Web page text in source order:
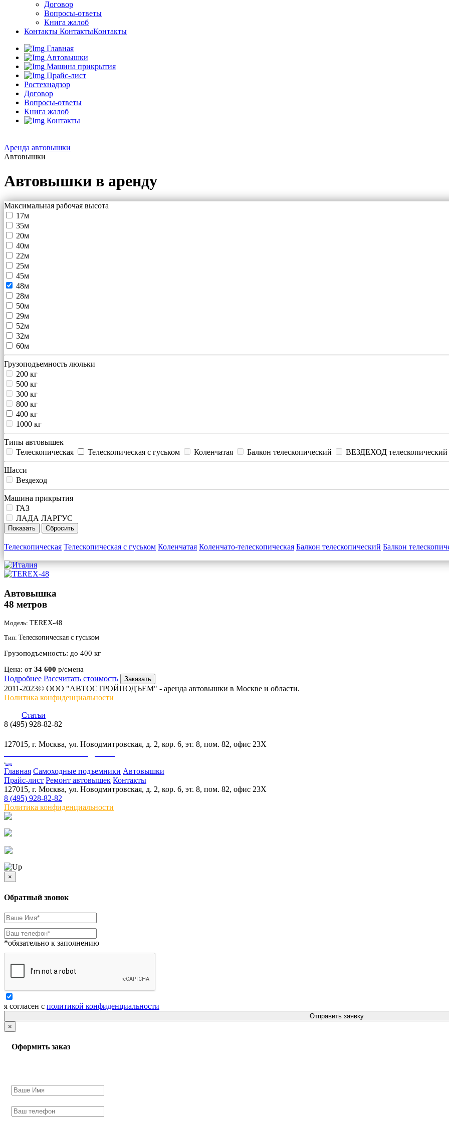
Договор
Вопросы-ответы
Книга жалоб
Контакты КонтактыКонтакты
Главная
Автовышки
Машина прикрытия
Прайс-лист
Ростехнадзор
Договор
Вопросы-ответы
Книга жалоб
Контакты
Аренда автовышки
Автовышки
Автовышки в аренду
Максимальная рабочая высота
17м
35м
20м
40м
22м
25м
45м
48м
28м
50м
29м
52м
32м
60м
Грузоподъемность люльки
200 кг
500 кг
300 кг
800 кг
400 кг
1000 кг
Типы автовышек
Телескопическая
Телескопическая с гуськом Коленчатая Балкон телескопический ВЕЗДЕХОД телескопический
Шасси
Вездеход
Машина прикрытия
ГАЗ
ЛАДА ЛАРГУС
Телескопическая Телескопическая с гуськом Коленчатая Коленчато-телескопическая Балкон телескопический Балкон
Автовышка
48 метров
Модель: TEREX-48
Тип: Телескопическая с гуськом
Грузоподъемность: до 400 кг
Цена: от 34 600 р/смена
Подробнее Рассчитать стоимость Заказать
2011-2023© ООО "АВТОСТРОЙПОДЪЕМ" - аренда автовышки в Москве и области.
Политика конфиденциальности
Статьи
8 (495) 928-82-82
127015, г. Москва, ул. Новодмитровская, д. 2, кор. 6, эт. 8, пом. 82, офис 23Х
Главная Самоходные подъемники Автовышки
Прайс-лист Ремонт автовышек Контакты
127015, г. Москва, ул. Новодмитровская, д. 2, кор. 6, эт. 8, пом. 82, офис 23Х
8 (495) 928-82-82
Политика конфиденциальности
×
Обратный звонок
*обязательно к заполнению
я согласен с политикой конфиденциальности
Отправить заявку
×
Оформить заказ